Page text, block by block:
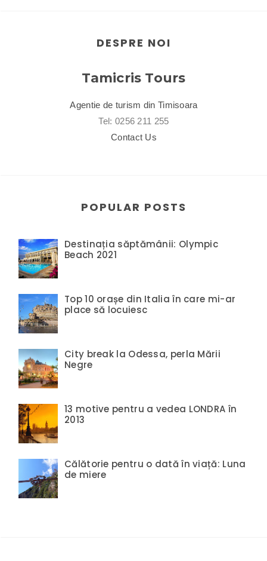
DESPRE NOI
Tamicris Tours
Agentie de turism din Timisoara
Tel: 0256 211 255
Contact Us
POPULAR POSTS
Destinația săptămânii: Olympic
Beach 2021
Top 10 orașe din Italia în care mi-ar
place să locuiesc
City break la Odessa, perla Mării
Negre
13 motive pentru a vedea LONDRA în
2013
Călătorie pentru o dată în viață: Luna
de miere